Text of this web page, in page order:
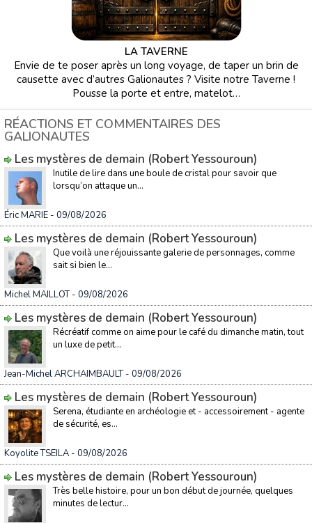
LA TAVERNE
Envie de te poser après un long voyage, de taper un brin de
causette avec d’autres Galionautes ? Visite notre Taverne !
Pousse la porte et entre, matelot…
RÉACTIONS ET COMMENTAIRES DES
GALIONAUTES
Les mystères de demain (Robert Yessouroun)
Inutile de lire dans une boule de cristal pour savoir que
lorsqu’on attaque un...
Éric MARIE - 09/08/2026
Les mystères de demain (Robert Yessouroun)
Que voilà une réjouissante galerie de personnages, comme
sait si bien le...
Michel MAILLOT- 09/08/2026
Les mystères de demain (Robert Yessouroun)
Récréatif comme on aime pour le café du dimanche matin, tout
un luxe de petit...
Jean-Michel ARCHAIMBAULT- 09/08/2026
Les mystères de demain (Robert Yessouroun)
Serena, étudiante en archéologie et - accessoirement - agente
de sécurité, es...
Koyolite TSEILA - 09/08/2026
Les mystères de demain (Robert Yessouroun)
Très belle histoire, pour un bon début de journée, quelques
minutes de lectur...